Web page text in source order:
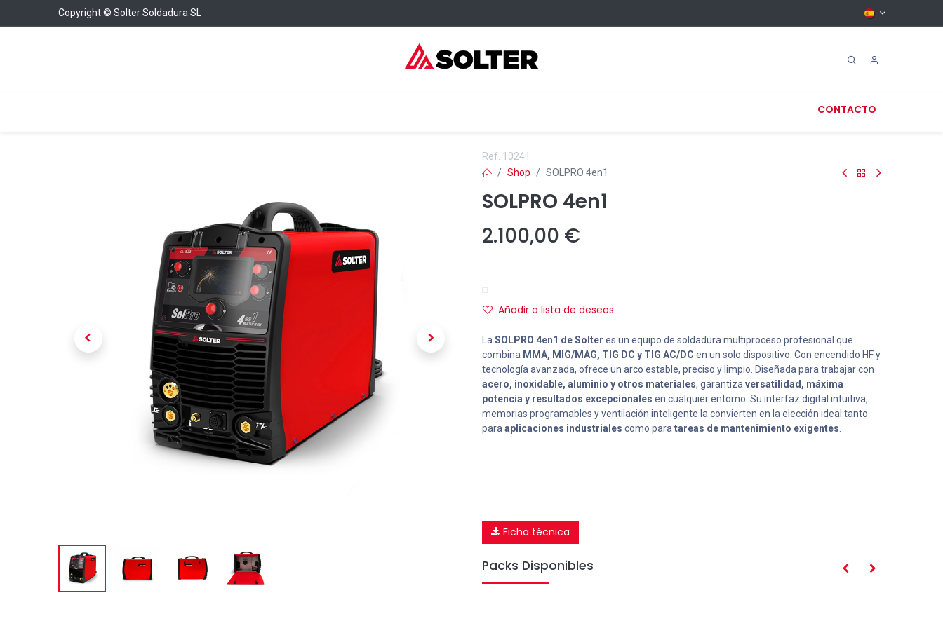
Copyright © Solter Soldadura SL
CONTACTO
Ref. 10241
Shop
SOLPRO 4en1
SOLPRO 4en1
2.100,00 €
Añadir a lista de deseos
La SOLPRO 4en1 de Solter es un equipo de soldadura multiproceso profesional que
combina MMA, MIG/MAG, TIG DC y TIG AC/DC en un solo dispositivo. Con encendido HF y
tecnología avanzada, ofrece un arco estable, preciso y limpio. Diseñada para trabajar con
acero, inoxidable, aluminio y otros materiales, garantiza versatilidad, máxima
potencia y resultados excepcionales en cualquier entorno. Su interfaz digital intuitiva,
memorias programables y ventilación inteligente la convierten en la elección ideal tanto
para aplicaciones industriales como para tareas de mantenimiento exigentes
Ficha técnica
Packs Disponibles